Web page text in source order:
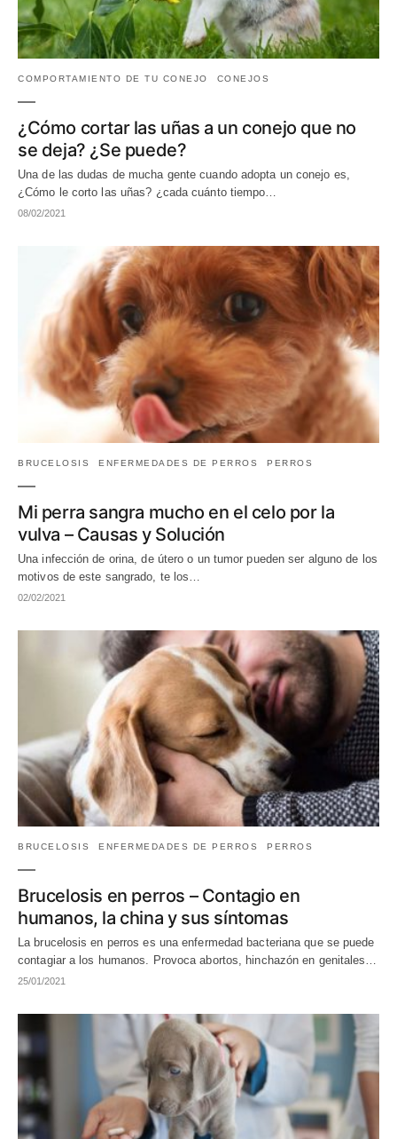
COMPORTAMIENTO DE TU CONEJO CONEJOS
¿Cómo cortar las uñas a un conejo que no
se deja? ¿Se puede?
Una de las dudas de mucha gente cuando adopta un conejo es,
¿Cómo le corto las uñas? ¿cada cuánto tiempo…
08/02/2021
BRUCELOSIS ENFERMEDADES DE PERROS PERROS
Mi perra sangra mucho en el celo por la
vulva – Causas y Solución
Una infección de orina, de útero o un tumor pueden ser alguno de los
motivos de este sangrado, te los…
02/02/2021
BRUCELOSIS ENFERMEDADES DE PERROS PERROS
Brucelosis en perros – Contagio en
humanos, la china y sus síntomas
La brucelosis en perros es una enfermedad bacteriana que se puede
contagiar a los humanos. Provoca abortos, hinchazón en genitales…
25/01/2021